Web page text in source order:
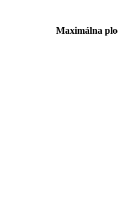
Maximálna